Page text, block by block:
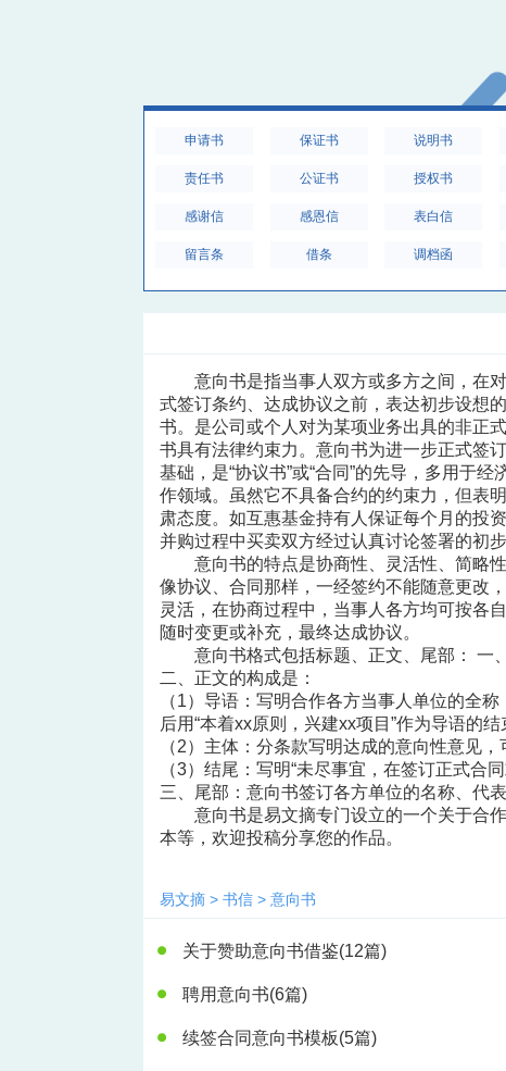
申请书 保证书 说明书
责任书 公证书 授权书
感谢信 感恩信 表白信
留言条 借条 调档函
意向书是指当事人双方或多方之间，在
式签订条约、达成协议之前，表达初步设想
书。是公司或个人对为某项业务出具的非正
书具有法律约束力。意向书为进一步正式签
基础，是“协议书”或“合同”的先导，多用于经
作领域。虽然它不具备合约的约束力，但表
肃态度。如互惠基金持有人保证每个月的投资
并购过程中买卖双方经过认真讨论签署的初步
意向书的特点是协商性、灵活性、简略
像协议、合同那样，一经签约不能随意更改
灵活，在协商过程中，当事人各方均可按各
随时变更或补充，最终达成协议。
意向书格式包括标题、正文、尾部： 一
二、正文的构成是：
（1）导语：写明合作各方当事人单位的全
后用“本着xx原则，兴建xx项目”作为导语的结
（2）主体：分条款写明达成的意向性意见
（3）结尾：写明“未尽事宜，在签订正式合
三、尾部：意向书签订各方单位的名称、代
意向书是易文摘专门设立的一个关于合
本等，欢迎投稿分享您的作品。
易文摘 > 书信 > 意向书
关于赞助意向书借鉴(12篇)
聘用意向书(6篇)
续签合同意向书模板(5篇)